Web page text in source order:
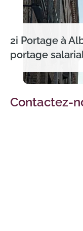
2i Portage à
portage
Contactez-